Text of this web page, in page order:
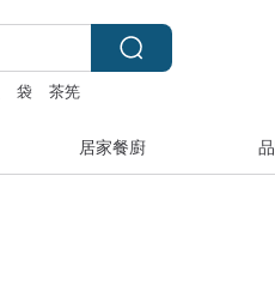
袋 茶筅
居家餐廚